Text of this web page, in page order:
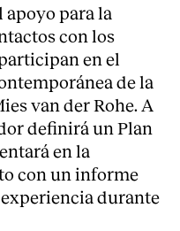
apoyo para la
con los
en el
de la
van der Rohe. A
definirá un Plan
en la
con un informe
durante